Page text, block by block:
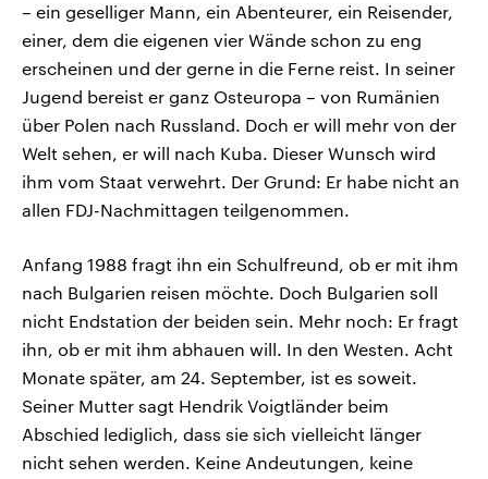
– ein geselliger Mann, ein Abenteurer, ein Reisender,
einer, dem die eigenen vier Wände schon zu eng
erscheinen und der gerne in die Ferne reist. In seiner
Jugend bereist er ganz Osteuropa – von Rumänien
über Polen nach Russland. Doch er will mehr von der
Welt sehen, er will nach Kuba. Dieser Wunsch wird
ihm vom Staat verwehrt. Der Grund: Er habe nicht an
allen FDJ-Nachmittagen teilgenommen.
Anfang 1988 fragt ihn ein Schulfreund, ob er mit ihm
nach Bulgarien reisen möchte. Doch Bulgarien soll
nicht Endstation der beiden sein. Mehr noch: Er fragt
ihn, ob er mit ihm abhauen will. In den Westen. Acht
Monate später, am 24. September, ist es soweit.
Seiner Mutter sagt Hendrik Voigtländer beim
Abschied lediglich, dass sie sich vielleicht länger
nicht sehen werden. Keine Andeutungen, keine